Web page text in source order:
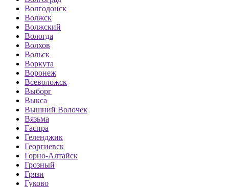
Волгодонск
Волжск
Волжский
Вологда
Волхов
Вольск
Воркута
Воронеж
Всеволожск
Выборг
Выкса
Вышний Волочек
Вязьма
Гаспра
Геленджик
Георгиевск
Горно-Алтайск
Грозный
Грязи
Гуково